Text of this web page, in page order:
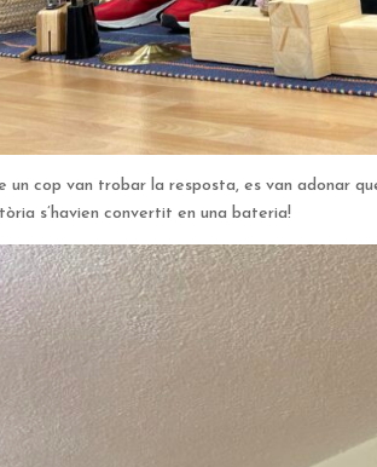
un cop van trobar la resposta, es van adonar
s’havien convertit en una bateria!